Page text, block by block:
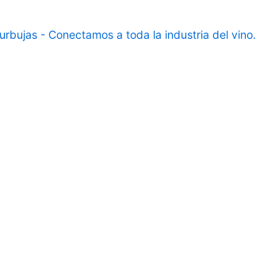
- Conectamos a toda la industria del vino.